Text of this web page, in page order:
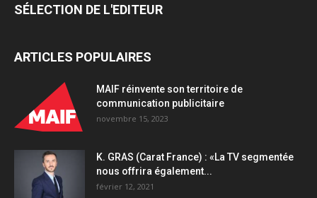
SÉLECTION DE L'EDITEUR
ARTICLES POPULAIRES
MAIF réinvente son territoire de
communication publicitaire
novembre 15, 2023
K. GRAS (Carat France) : «La TV segmentée
nous offrira également...
février 12, 2021